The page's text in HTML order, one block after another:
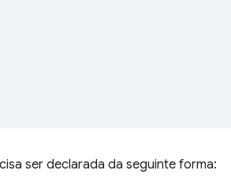
ser declarada da seguinte forma: